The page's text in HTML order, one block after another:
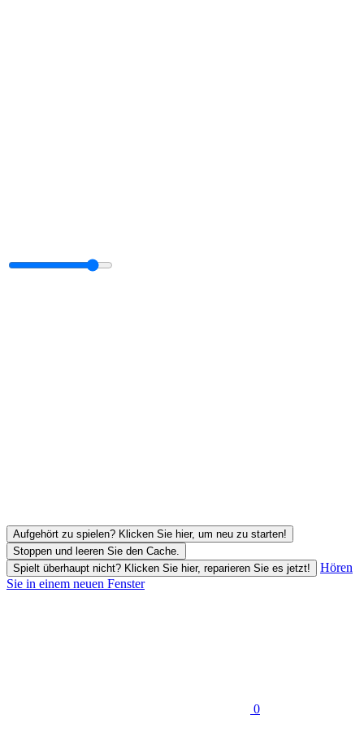
Aufgehört zu spielen? Klicken Sie hier, um neu zu starten!
Stoppen und leeren Sie den Cache.
Spielt überhaupt nicht? Klicken Sie hier, reparieren Sie es jetzt!
Hören
Sie in einem neuen Fenster
0